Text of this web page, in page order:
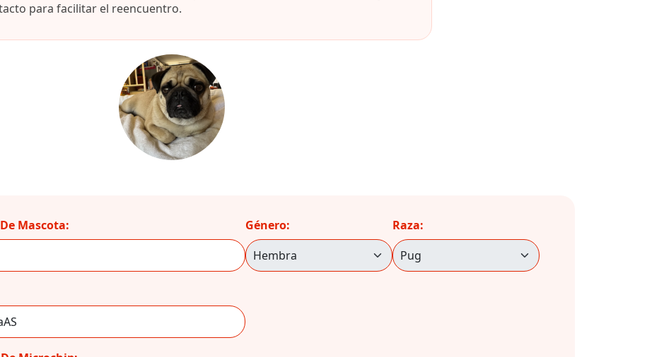
para facilitar el reencuentro.
Mascota: Género: Raza: